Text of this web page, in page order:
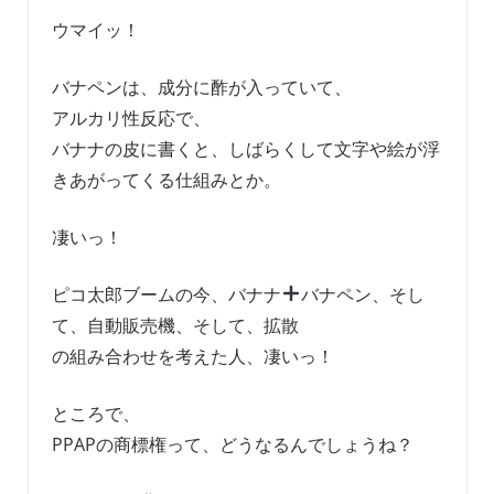
ウマイッ！
バナペンは、成分に酢が入っていて、
アルカリ性反応で、
バナナの皮に書くと、しばらくして文字や絵が浮
きあがってくる仕組みとか。
凄いっ！
ピコ太郎ブームの今、バナナ
バナペン、そし
て、自動販売機、そして、拡散
の組み合わせを考えた人、凄いっ！
ところで、
PPAPの商標権って、どうなるんでしょうね？